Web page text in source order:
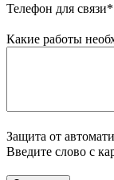
Телефон для связи*
Какие работы
Защита от
Введите слово с